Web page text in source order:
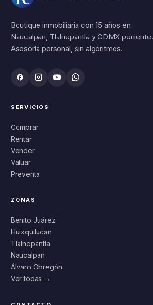
Boutique inmobiliaria con 15 años en
Naucalpan, Tlalnepantla y CDMX poniente.
Asesoría personal, sin algoritmos.
SERVICIOS
Comprar
Rentar
Vender
Valuar
Preventa
ZONAS
Benito Juárez
Huixquilucan
Tlalnepantla
Naucalpan
Álvaro Obregón
Ver todas →